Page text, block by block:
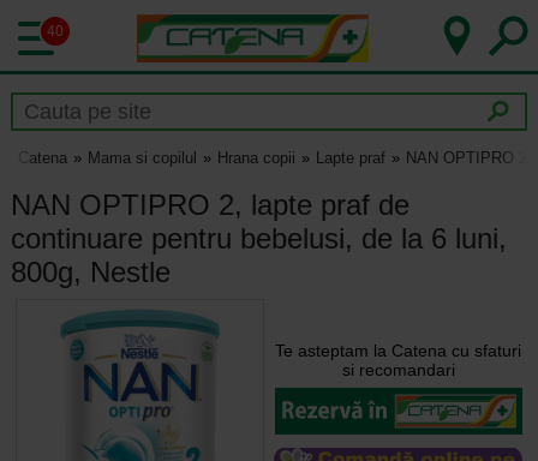
40
Catena Mama si copilul Hrana copii Lapte praf NAN OPTIPRO
NAN OPTIPRO 2, lapte praf de
continuare pentru bebelusi, de la 6 luni,
800g, Nestle
Te asteptam la Catena cu sfaturi
si recomandari